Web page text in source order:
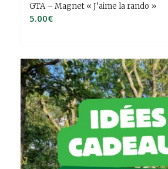
GTA – Magnet « J’aime la rando »
5.00€